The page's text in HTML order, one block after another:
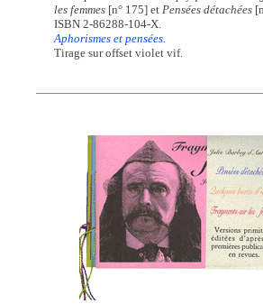
les femmes[n° 175] et Pensées détachées
ISBN 2-86288-104-X.
Aphorismes et pensées.
Tirage sur offset violet vif.